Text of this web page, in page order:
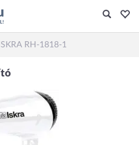
ISKRA RH-1818-1